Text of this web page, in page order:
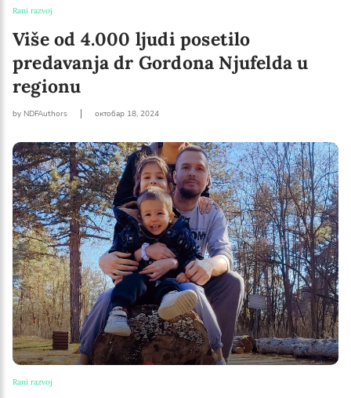
Rani razvoj
Više od 4.000 ljudi posetilo
predavanja dr Gordona Njufelda u
regionu
by NDFAuthors октобар 18, 2024
Rani razvoj